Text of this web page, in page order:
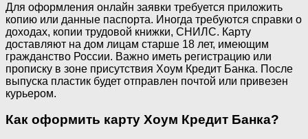
Для оформления онлайн заявки требуется приложить
копию или данные паспорта. Иногда требуются справки о
доходах, копии трудовой книжки, СНИЛС. Карту
доставляют на дом лицам старше 18 лет, имеющим
гражданство России. Важно иметь регистрацию или
прописку в зоне присутствия Хоум Кредит Банка. После
выпуска пластик будет отправлен почтой или привезен
курьером.
Как оформить карту Хоум Кредит Банка?